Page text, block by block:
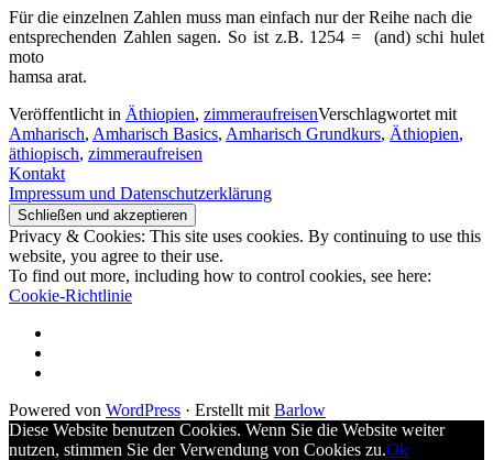
Für die einzelnen Zahlen muss man einfach nur der Reihe nach die
entsprechenden Zahlen sagen. So ist z.B. 1254 = (and) schi hulet
moto
hamsa arat.
Veröffentlicht in Äthiopien, zimmeraufreisenVerschlagwortet mit
Amharisch, Amharisch Basics, Amharisch Grundkurs, Äthiopien,
äthiopisch, zimmeraufreisen
Kontakt
Impressum und Datenschutzerklärung
Privacy & Cookies: This site uses cookies. By continuing to use this
website, you agree to their use.
To find out more, including how to control cookies, see here:
Cookie-Richtlinie
Powered von WordPress · Erstellt mit Barlow
Diese Website benutzen Cookies. Wenn Sie die Website weiter
nutzen, stimmen Sie der Verwendung von Cookies zu.Ok